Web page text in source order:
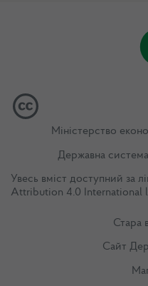
Міністерство
Державна
Увесь вміст доступний за
Attribution 4.0 International
Стара
Сайт